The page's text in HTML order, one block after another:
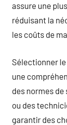
assure une
réduisant la
les coûts de
Sélectionner
une
des normes
ou des
garantir des